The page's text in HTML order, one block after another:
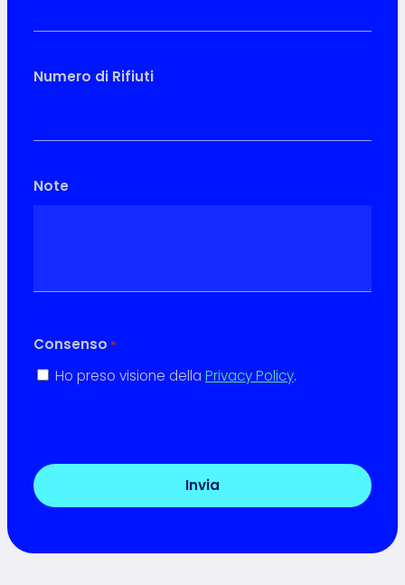
Numero di Rifiuti
Note
Consenso *
Ho preso visione della Privacy Policy.